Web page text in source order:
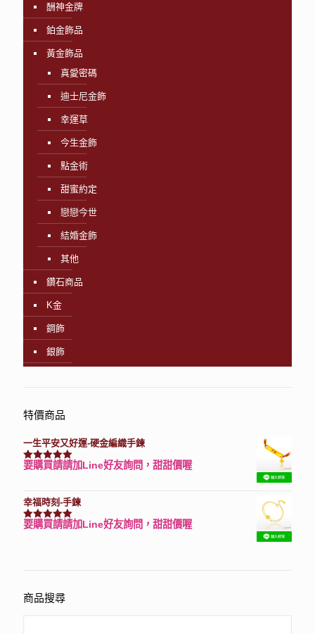
酬神金牌
鉑金飾品
黃金飾品
真愛密碼
迪士尼金飾
幸運草
今生金飾
點金術
甜蜜約定
戀戀今世
結婚金飾
其他
鑽石商品
K金
鋼飾
銀飾
特價商品
一生平安又好運-硬金編織手鍊
評分7740滿分 5
要購買請請加Line好友詢問，甜甜價喔
幸福時刻-手鍊
評分3150滿分 5
要購買請請加Line好友詢問，甜甜價喔
商品搜尋